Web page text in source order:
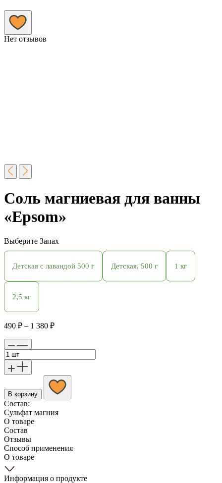
Нет отзывов
Соль магниевая для ванны
«Epsom»
Выберите Запах
Детская с лавандой 500 г Детская, 500 г 1 кг
2,5 кг
490 ₽ – 1 380 ₽Диапазон
–
1
В корзину
Состав:
Сульфат магния
О товаре
Состав
Отзывы
Способ применения
О товаре
Информация о продукте